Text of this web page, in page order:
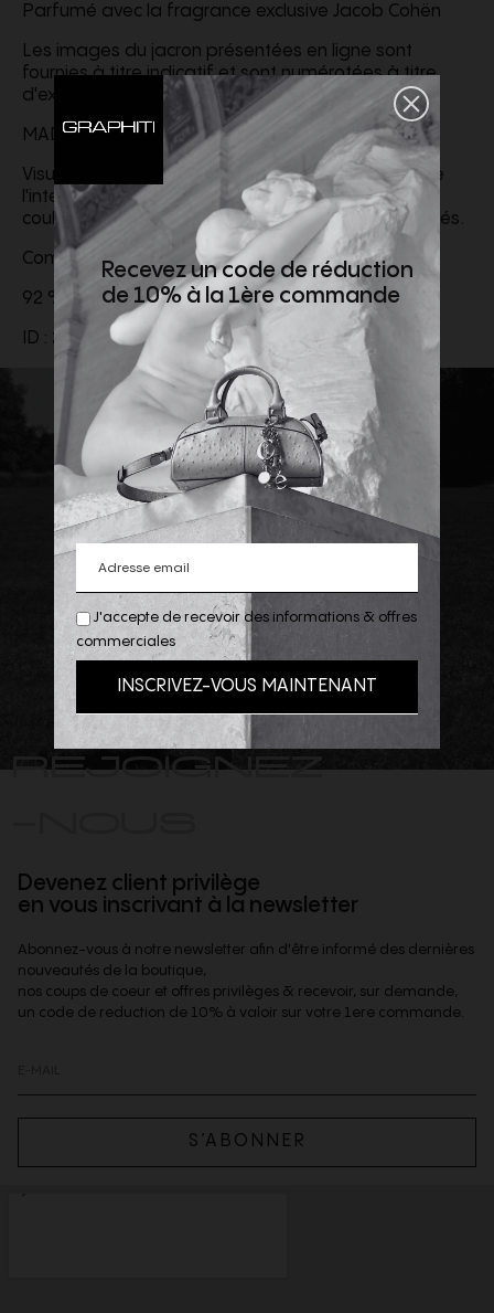
Parfumé avec la fragrance exclusive Jacob Cohën
Les images du jacron présentées en ligne sont
fournies à titre indicatif et sont numérotées à titre
d'exemple.
MADE IN ITALY
Visuels et contenus vidéo créés avec le support de
l'intelligence artificielle. Les détails du produit, les
couleurs et les matières sont fidèlement représentés.
Composition :
92 % coton, 6 % élastomultiester, 2 % élasthanne
ID : 26EJCUJUL_QL006081S3619V1200D
REJOIGNEZ
Devenez client privilège
en vous inscrivant à la newsletter
Abonnez-vous à notre newsletter afin d'être informé des dernières
nouveautés de la boutique,
nos coups de coeur et offres privilèges & recevoir, sur demande,
un code de reduction de 10% à valoir sur votre 1ere commande.
S’ABONNER
J'accepte de recevoir des informations & offres
commerciales
Recevez un code de réduction
de 10% à la 1ère commande